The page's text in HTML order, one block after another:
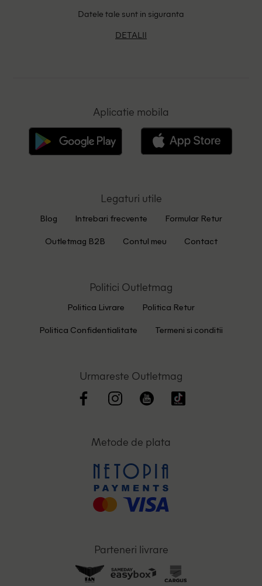
Datele tale sunt in siguranta
DETALII
Aplicatie mobila
Legaturi utile
Blog Intrebari frecvente Formular Retur
Outletmag B2B Contul meu Contact
Politici Outletmag
Politica Livrare Politica Retur
Politica Confidentialitate Termeni si conditii
Urmareste Outletmag
Metode de plata
Parteneri livrare